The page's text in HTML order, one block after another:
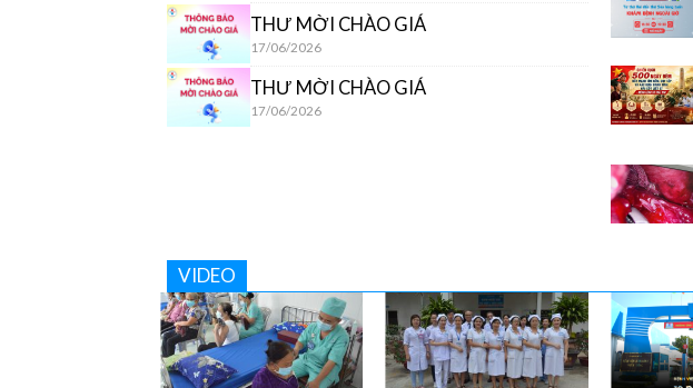
THƯ MỜI CHÀO GIÁ
17/06/2026
THƯ MỜI CHÀO GIÁ
17/06/2026
VIDEO